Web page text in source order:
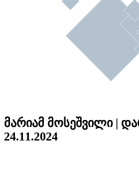
მარიამ მოსეშვილი |
24.11.2024